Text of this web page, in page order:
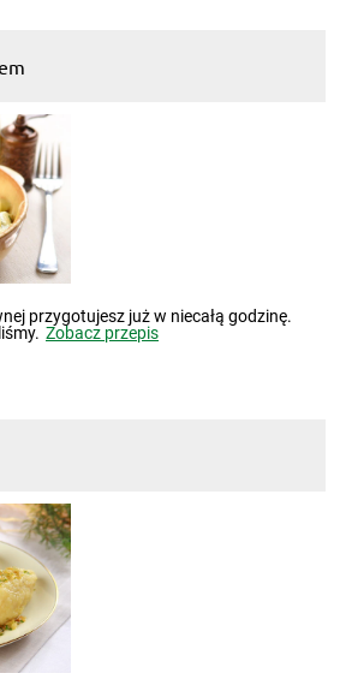
przygotujesz już w niecałą godzinę.
Zobacz przepis